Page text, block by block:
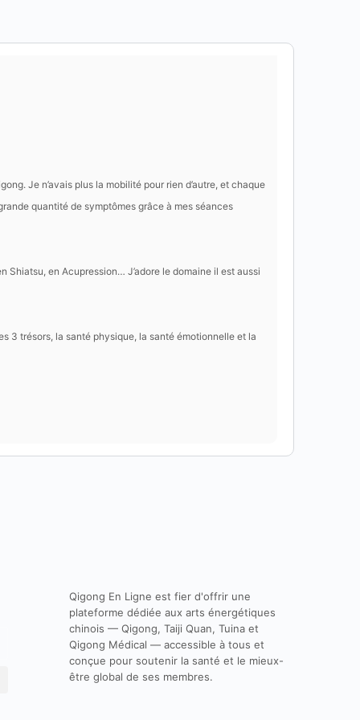
Je n’avais plus la mobilité pour rien d’autre, et chaque
quantité de symptômes grâce à mes séances
Shiatsu, en Acupression… J’adore le domaine il est aussi
3 trésors, la santé physique, la santé émotionnelle et la
Qigong En Ligne est fier d'offrir une
plateforme dédiée aux arts énergétiques
chinois — Qigong, Taiji Quan, Tuina et
Qigong Médical — accessible à tous et
conçue pour soutenir la santé et le mieux-
être global de ses membres.